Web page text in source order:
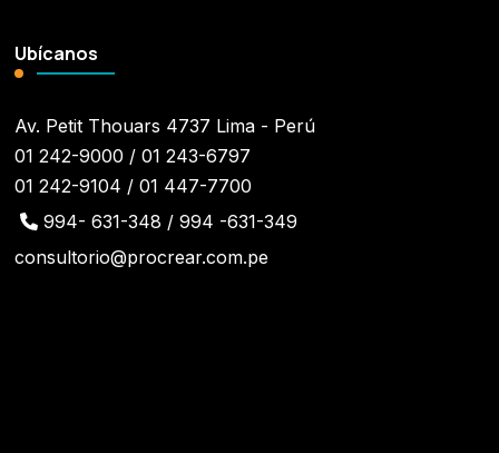
Ubícanos
Av. Petit Thouars 4737 Lima - Perú
01 242-9000 / 01 243-6797
01 242-9104 / 01 447-7700
994- 631-348 / 994 -631-349
consultorio@procrear.com.pe